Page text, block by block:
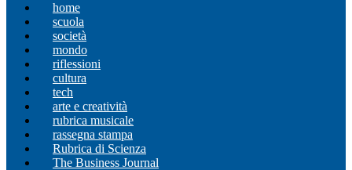
home
scuola
società
mondo
riflessioni
cultura
tech
arte e creatività
rubrica musicale
rassegna stampa
Rubrica di Scienza
The Business Journal